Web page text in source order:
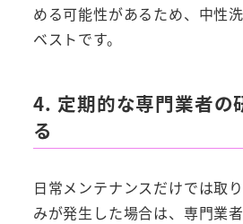
める可能性があるため、中性
ベストです。
4. 定期的な専門業者の
る
日常メンテナンスだけでは取
みが発生した場合は、専門業